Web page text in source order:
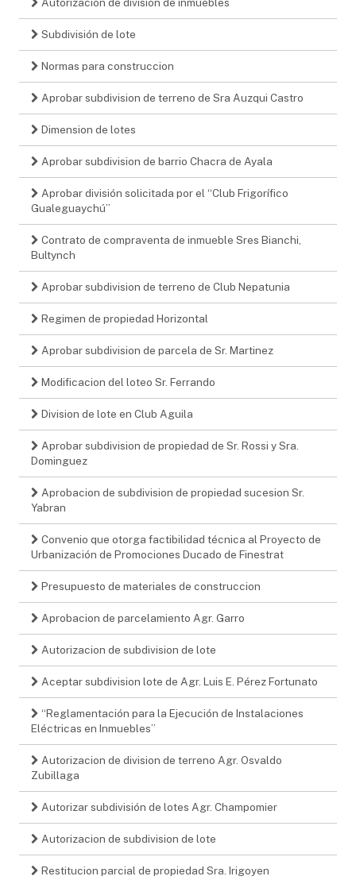
Subdivisión de lote
Normas para construccion
Aprobar subdivision de terreno de Sra Auzqui Castro
Dimension de lotes
Aprobar subdivision de barrio Chacra de Ayala
Aprobar división solicitada por el “Club Frigorífico
Gualeguaychú”
Contrato de compraventa de inmueble Sres Bianchi,
Bultynch
Aprobar subdivision de terreno de Club Nepatunia
Regimen de propiedad Horizontal
Aprobar subdivision de parcela de Sr. Martinez
Modificacion del loteo Sr. Ferrando
Division de lote en Club Aguila
Aprobar subdivision de propiedad de Sr. Rossi y Sra.
Dominguez
Aprobacion de subdivision de propiedad sucesion Sr.
Yabran
Convenio que otorga factibilidad técnica al Proyecto de
Urbanización de Promociones Ducado de Finestrat
Presupuesto de materiales de construccion
Aprobacion de parcelamiento Agr. Garro
Autorizacion de subdivision de lote
Aceptar subdivision lote de Agr. Luis E. Pérez Fortunato
“Reglamentación para la Ejecución de Instalaciones
Eléctricas en Inmuebles”
Autorizacion de division de terreno Agr. Osvaldo
Zubillaga
Autorizar subdivisión de lotes Agr. Champomier
Autorizacion de subdivision de lote
Restitucion parcial de propiedad Sra. Irigoyen